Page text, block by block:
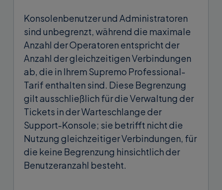
Konsolenbenutzer und Administratoren
sind unbegrenzt, während die maximale
Anzahl der Operatoren entspricht der
Anzahl der gleichzeitigen Verbindungen
ab, die in Ihrem Supremo Professional-
Tarif enthalten sind. Diese Begrenzung
gilt ausschließlich für die Verwaltung der
Tickets in der Warteschlange der
Support-Konsole; sie betrifft nicht die
Nutzung gleichzeitiger Verbindungen, für
die keine Begrenzung hinsichtlich der
Benutzeranzahl besteht.